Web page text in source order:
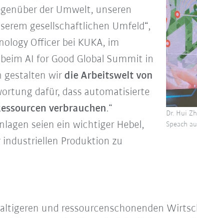
der Umwelt, unseren
gesellschaftlichen Umfeld“,
Officer bei KUKA, im
AI for Good Global Summit in
gestalten wir die Arbeitswelt von
dafür, dass automatisierte
verbrauchen.“
seien ein wichtiger Hebel,
industriellen Produktion zu
Dr. Hui
Speach
und ressourcenschonenden